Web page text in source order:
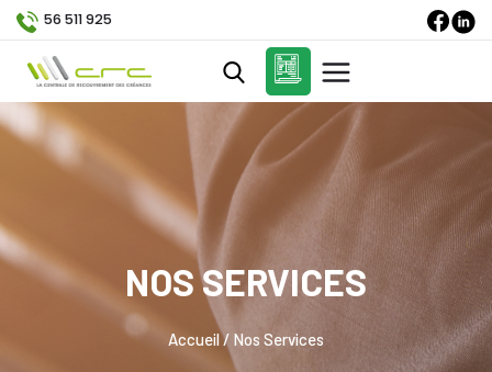
56 511 925
NOS SERVICES
Accueil / Nos Services